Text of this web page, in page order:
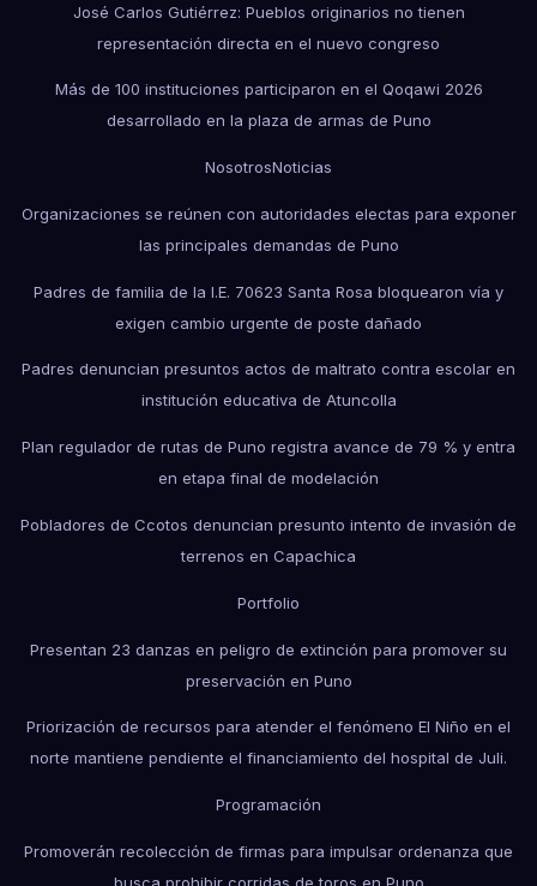
José Carlos Gutiérrez: Pueblos originarios no tienen
representación directa en el nuevo congreso
Más de 100 instituciones participaron en el Qoqawi 2026
desarrollado en la plaza de armas de Puno
NosotrosNoticias
Organizaciones se reúnen con autoridades electas para exponer
las principales demandas de Puno
Padres de familia de la I.E. 70623 Santa Rosa bloquearon vía y
exigen cambio urgente de poste dañado
Padres denuncian presuntos actos de maltrato contra escolar en
institución educativa de Atuncolla
Plan regulador de rutas de Puno registra avance de 79 % y entra
en etapa final de modelación
Pobladores de Ccotos denuncian presunto intento de invasión de
terrenos en Capachica
Portfolio
Presentan 23 danzas en peligro de extinción para promover su
preservación en Puno
Priorización de recursos para atender el fenómeno El Niño en el
norte mantiene pendiente el financiamiento del hospital de Juli.
Programación
Promoverán recolección de firmas para impulsar ordenanza que